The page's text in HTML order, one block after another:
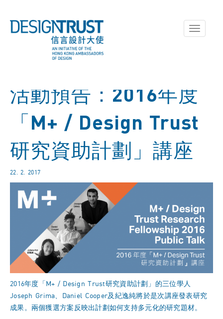
Toggle
活動預告：2016年度
「M+ / Design Trust
研究資助計劃」講座
22. 2. 2017
2016年度「M+ / Design Trust研究資助計劃」的三位學人
Joseph Grima、Daniel Cooper及紀逸純將於是次講座發表研究
成果。兩個獲選方案反映出計劃如何支持多元化的研究題材。